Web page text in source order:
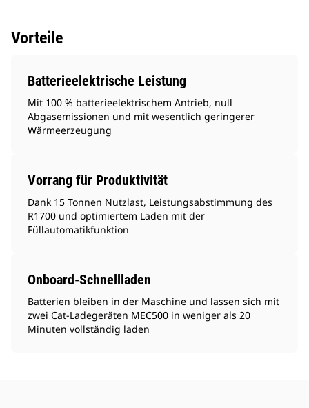
Vorteile
Batterieelektrische Leistung
Mit 100 % batterieelektrischem Antrieb, null
Abgasemissionen und mit wesentlich geringerer
Wärmeerzeugung
Vorrang für Produktivität
Dank 15 Tonnen Nutzlast, Leistungsabstimmung des
R1700 und optimiertem Laden mit der
Füllautomatikfunktion
Onboard-Schnellladen
Batterien bleiben in der Maschine und lassen sich mit
zwei Cat-Ladegeräten MEC500 in weniger als 20
Minuten vollständig laden